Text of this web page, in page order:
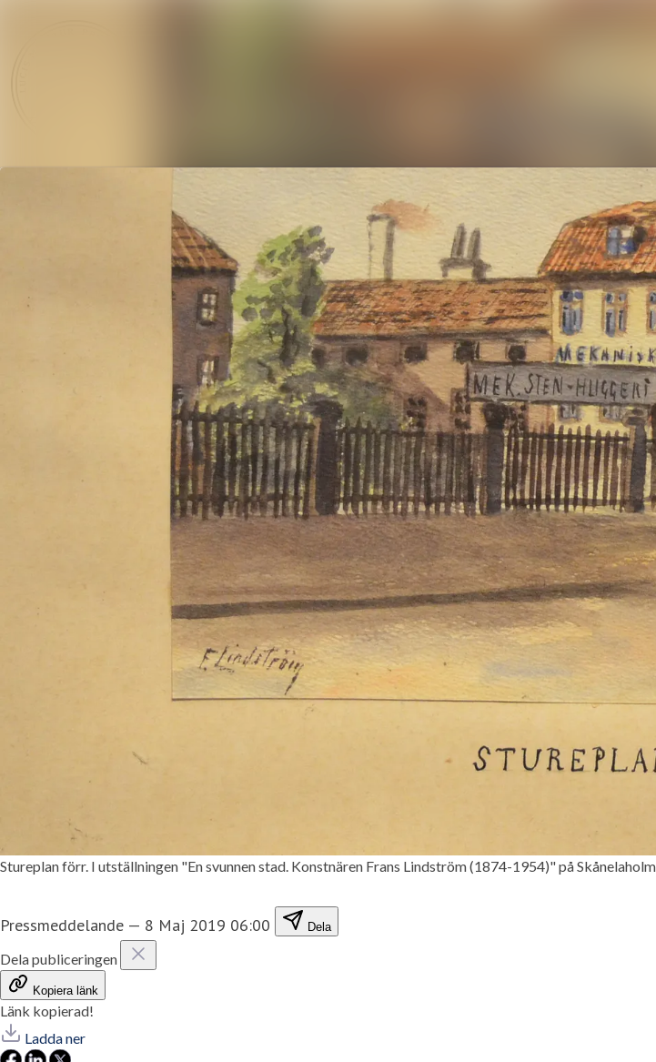
Stureplan förr. I utställningen "En svunnen stad. Konstnären Frans Lindström (1874-1954)" på
Pressmeddelande — 8 Maj 2019 06:00 Dela
Dela publiceringen
Kopiera länk
Länk kopierad!
Ladda ner